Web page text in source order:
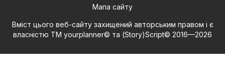
Мапа сайту
Вміст цього веб-сайту захищений авторським правом і є
власністю ТМ yourplanner© та (Story)Script© 2016—2026